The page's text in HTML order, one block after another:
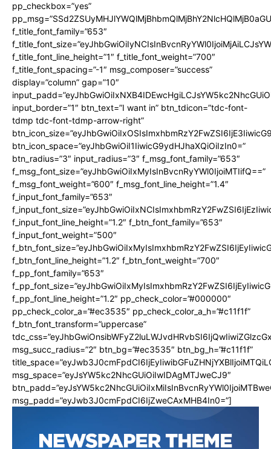
pp_checkbox=”yes”
f_title_font_family=”653″
f_title_font_line_height=”1″ f_title_font_weight=”700″
f_title_font_spacing=”-1″ msg_composer=”success”
display=”column” gap=”10″
input_border=”1″ btn_text=”I want in” btn_tdicon=”tdc-font-
tdmp tdc-font-tdmp-arrow-right”
btn_icon_space=”eyJhbGwiOiI1IiwicG9ydHJhaXQiOiIzIn0=”
btn_radius=”3″ input_radius=”3″ f_msg_font_family=”653″
f_msg_font_size=”eyJhbGwiOiIxMyIsInBvcnRyYWl0IjoiMTIifQ==”
f_msg_font_weight=”600″ f_msg_font_line_height=”1.4″
f_input_font_family=”653″
f_input_font_line_height=”1.2″ f_btn_font_family=”653″
f_input_font_weight=”500″
f_btn_font_line_height=”1.2″ f_btn_font_weight=”700″
f_pp_font_family=”653″
f_pp_font_line_height=”1.2″ pp_check_color=”#000000″
pp_check_color_a=”#ec3535″ pp_check_color_a_h=”#c11f1f”
f_btn_font_transform=”uppercase”
msg_succ_radius=”2″ btn_bg=”#ec3535″ btn_bg_h=”#c11f1f”
msg_space=”eyJsYW5kc2NhcGUiOiIwIDAgMTJweCJ9″
msg_padd=”eyJwb3J0cmFpdCI6IjZweCAxMHB4In0=”]